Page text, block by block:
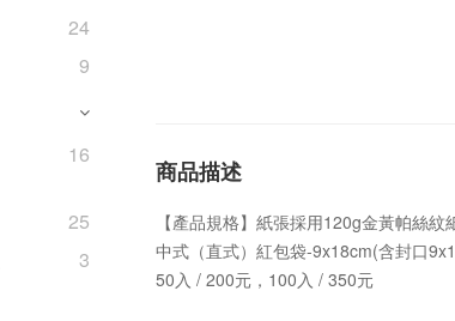
24
9
16
25
3
商品描述
【產品規格】紙張採用120g金黃帕絲紋
中式（直式）紅包袋-9x18cm(含封口
50入 / 200元，100入 / 350元